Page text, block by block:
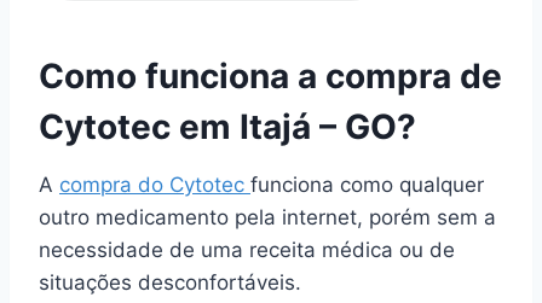
Como funciona a compra de
Cytotec em Itajá – GO?
A compra do Cytotec funciona como qualquer
outro medicamento pela internet, porém sem a
necessidade de uma receita médica ou de
situações desconfortáveis.